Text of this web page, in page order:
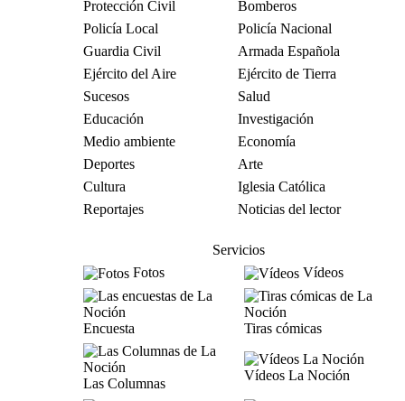
Protección Civil
Bomberos
Policía Local
Policía Nacional
Guardia Civil
Armada Española
Ejército del Aire
Ejército de Tierra
Sucesos
Salud
Educación
Investigación
Medio ambiente
Economía
Deportes
Arte
Cultura
Iglesia Católica
Reportajes
Noticias del lector
Servicios
Fotos
Vídeos
Encuesta Tiras cómicas
Las Columnas
Vídeos La Noción